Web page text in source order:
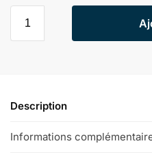
Description
Informations